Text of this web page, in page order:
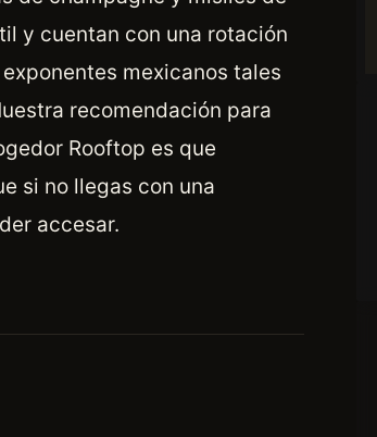
y cuentan con una rotación
mexicanos tales
recomendación para
Rooftop es que
si no llegas con una
accesar.